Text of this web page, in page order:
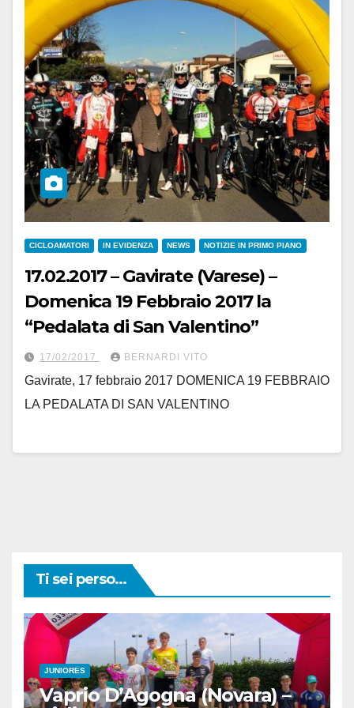
CICLOAMATORI IN EVIDENZA NEWS NOTIZIE IN PRIMO PIANO
17.02.2017 – Gavirate (Varese) –
Domenica 19 Febbraio 2017 la
“Pedalata di San Valentino”
17/02/2017 BERNARDI VITO
Gavirate, 17 febbraio 2017 DOMENICA 19 FEBBRAIO
LA PEDALATA DI SAN VALENTINO
Ti sei perso...
JUNIORES
Vaprio D’Agogna (Novara) –